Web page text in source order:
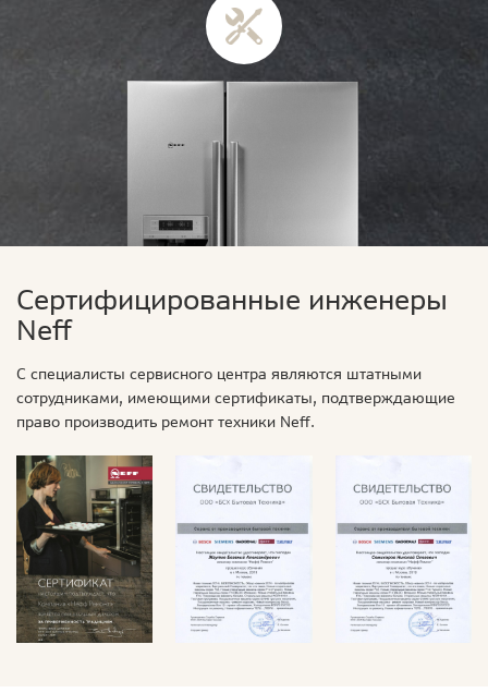
Сертифицированные инженеры
Neff
С специалисты сервисного центра являются штатными
сотрудниками, имеющими сертификаты, подтверждающие
право производить ремонт техники Neff.